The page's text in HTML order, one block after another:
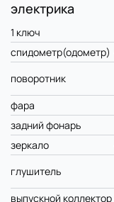
электрика
1 ключ
спидометр(одометр)
поворотник
фара
задний фонарь
зеркало
глушитель
выпускной коллектор